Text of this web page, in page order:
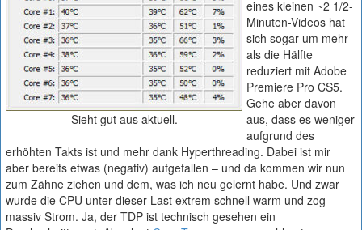
Sieht gut aus aktuell.
eines kleinen ~2 1/2-
Minuten-Videos hat
sich sogar um mehr
als die Hälfte
reduziert mit Adobe
Premiere Pro CS5.
Gehe aber davon
aus, dass es weniger
aufgrund des
erhöhten Takts ist und mehr dank Hyperthreading. Dabei ist mir
aber bereits etwas (negativ) aufgefallen – und da kommen wir nun
zum Zähne ziehen und dem, was ich neu gelernt habe. Und zwar
wurde die CPU unter dieser Last extrem schnell warm und zog
massiv Strom. Ja, der TDP ist technisch gesehen ein